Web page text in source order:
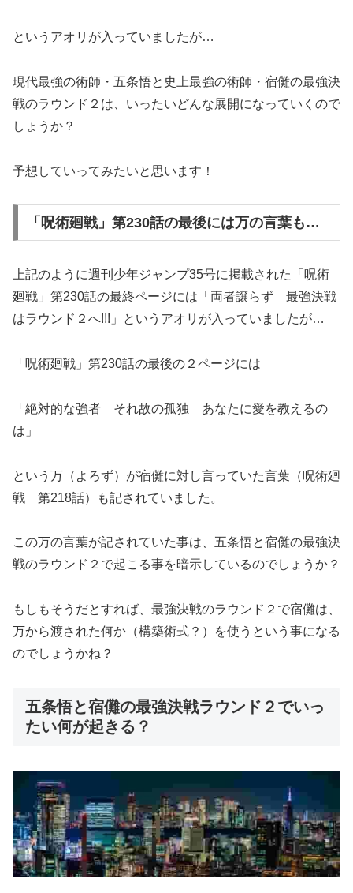
というアオリが入っていましたが…
現代最強の術師・五条悟と史上最強の術師・宿儺の最強決
戦のラウンド２は、いったいどんな展開になっていくので
しょうか？
予想していってみたいと思います！
「呪術廻戦」第230話の最後には万の言葉も…
上記のように週刊少年ジャンプ35号に掲載された「呪術
廻戦」第230話の最終ページには「両者譲らず 最強決戦
はラウンド２へ!!!」というアオリが入っていましたが…
「呪術廻戦」第230話の最後の２ページには
「絶対的な強者 それ故の孤独 あなたに愛を教えるの
は」
という万（よろず）が宿儺に対し言っていた言葉（呪術廻
戦 第218話）も記されていました。
この万の言葉が記されていた事は、五条悟と宿儺の最強決
戦のラウンド２で起こる事を暗示しているのでしょうか？
もしもそうだとすれば、最強決戦のラウンド２で宿儺は、
万から渡された何か（構築術式？）を使うという事になる
のでしょうかね？
五条悟と宿儺の最強決戦ラウンド２でいっ
たい何が起きる？